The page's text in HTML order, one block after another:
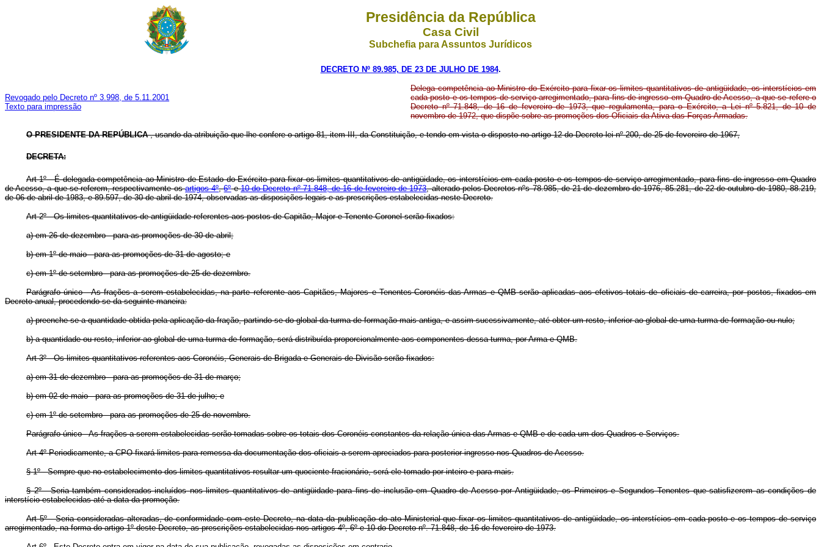
Presidência da República
Casa Civil
Subchefia para Assuntos Jurídicos
DECRETO Nº 89.985, DE 23 DE JULHO DE 1984.
Revogado pelo Decreto nº 3.998, de 5.11.2001
Texto para impressão
Delega competência ao Ministro do Exército para fixar os limites quantitativos de antigüidade, os interstícios em
cada posto e os tempos de serviço arregimentado, para fins de ingresso em Quadro de Acesso, a que se refere o
Decreto nº 71.848, de 16 de fevereiro de 1973, que regulamenta, para o Exército, a Lei nº 5.821, de 10 de
novembro de 1972, que dispõe sobre as promoções dos Oficiais da Ativa das Forças Armadas.
O PRESIDENTE DA REPÚBLICA, usando da atribuição que lhe confere o artigo 81, item III, da Constituição, e tendo em vista o disposto no artigo 12 do Decreto-lei nº 200, de 25 de fevereiro de 1967,
DECRETA:
Art 1º - É delegada competência ao Ministro de Estado do Exército para fixar os limites quantitativos de antigüidade, os interstícios em cada posto e os tempos de serviço arregimentado, para fins de ingresso em Quadro
de Acesso, a que se referem, respectivamente osartigos 4º,6ºe10 do Decreto nº 71.848, de 16 de fevereiro de 1973, alterado pelos Decretos nºs 78.985, de 21 de dezembro de 1976, 85.281, de 22 de outubro de 1980, 88.219,
de 06 de abril de 1983, e 89.597, de 30 de abril de 1974, observadas as disposições legais e as prescrições estabelecidas neste Decreto.
Art 2º - Os limites quantitativos de antigüidade referentes aos postos de Capitão, Major e Tenente-Coronel serão fixados:
a) em 26 de dezembro - para as promoções de 30 de abril;
b) em 1º de maio - para as promoções de 31 de agosto; e
c) em 1º de setembro - para as promoções de 25 de dezembro.
Parágrafo único - As frações a serem estabelecidas, na parte referente aos Capitães, Majores e Tenentes-Coronéis das Armas e QMB serão aplicadas aos efetivos totais de oficiais de carreira, por postos, fixados em
Decreto anual, procedendo-se da seguinte maneira:
a) preenche-se a quantidade obtida pela aplicação da fração, partindo-se do global da turma de formação mais antiga, e assim sucessivamente, até obter um resto, inferior ao global de uma turma de formação ou nulo;
b) a quantidade ou resto, inferior ao global de uma turma de formação, será distribuída proporcionalmente aos componentes dessa turma, por Arma e QMB.
Art 3º - Os limites quantitativos referentes aos Coronéis, Generais-de-Brigada e Generais-de-Divisão serão fixados:
a) em 31 de dezembro - para as promoções de 31 de março;
b) em 02 de maio - para as promoções de 31 de julho; e
c) em 1º de setembro - para as promoções de 25 de novembro.
Parágrafo único - As frações a serem estabelecidas serão tomadas sobre os totais dos Coronéis constantes da relação única das Armas e QMB e de cada um dos Quadros e Serviços.
Art 4º Periodicamente, a CPO fixará limites para remessa da documentação dos oficiais a serem apreciados para posterior ingresso nos Quadros de Acesso.
§ 1º - Sempre que no estabelecimento dos limites quantitativos resultar um quociente fracionário, será ele tomado por inteiro e para mais.
§ 2º - Seria também considerados incluídos nos limites quantitativos de antigüidade para fins de inclusão em Quadro de Acesso por Antigüidade, os Primeiros e Segundos Tenentes que satisfizerem as condições de
interstício estabelecidas até a data da promoção.
Art 5º - Seria consideradas alteradas, de conformidade com este Decreto, na data da publicação do ato Ministerial que fixar os limites quantitativos de antigüidade, os interstícios em cada posto e os tempos de serviço
arregimentado, na forma do artigo 1º deste Decreto, as prescrições estabelecidas nos artigos 4º, 6º e 10 do Decreto nº. 71.848, de 16 de fevereiro de 1973.